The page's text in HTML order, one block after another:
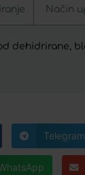
Način
dehidrirane,
Telegram